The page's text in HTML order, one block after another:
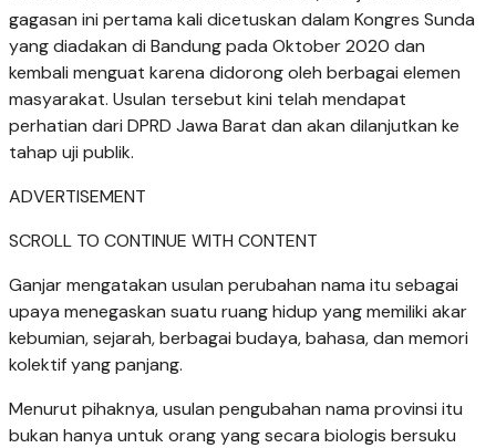
gagasan ini pertama kali dicetuskan dalam Kongres Sunda
yang diadakan di Bandung pada Oktober 2020 dan
kembali menguat karena didorong oleh berbagai elemen
masyarakat. Usulan tersebut kini telah mendapat
perhatian dari DPRD Jawa Barat dan akan dilanjutkan ke
tahap uji publik.
ADVERTISEMENT
SCROLL TO CONTINUE WITH CONTENT
Ganjar mengatakan usulan perubahan nama itu sebagai
upaya menegaskan suatu ruang hidup yang memiliki akar
kebumian, sejarah, berbagai budaya, bahasa, dan memori
kolektif yang panjang.
Menurut pihaknya, usulan pengubahan nama provinsi itu
bukan hanya untuk orang yang secara biologis bersuku